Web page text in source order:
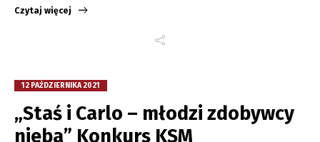
Czytaj więcej
12 PAŹDZIERNIKA 2021
„Staś i Carlo – młodzi zdobywcy
nieba” Konkurs KSM